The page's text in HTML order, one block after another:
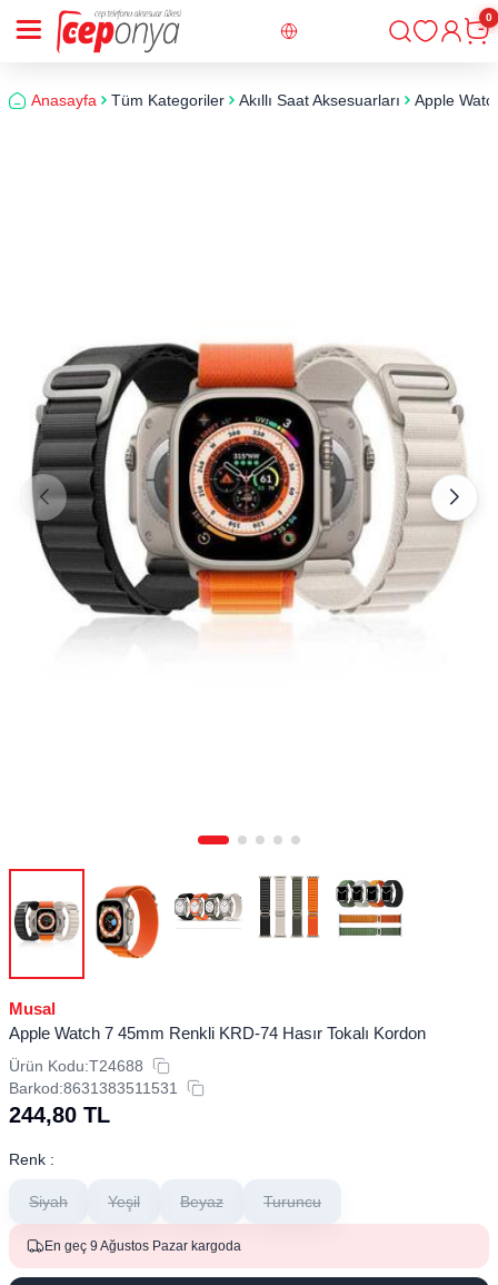
Giriş
0
Anasayfa Tüm Kategoriler Akıllı Saat Aksesuarları Apple
Musal
Apple Watch 7 45mm Renkli ​​​​KRD-74 Hasır Tokalı Kordon
Ürün Kodu:T24688
Barkod:8631383511531
244,80 TL
Renk :
Siyah Yeşil Beyaz Turuncu
En geç 9 Ağustos Pazar kargoda